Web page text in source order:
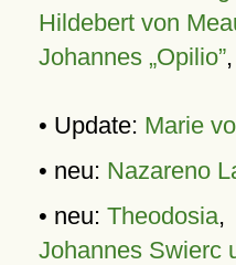
Hildebert von
Johannes „Opilio”,
• Update: Marie
• neu: Nazareno
• neu: Theodosia,
Johannes Swierc